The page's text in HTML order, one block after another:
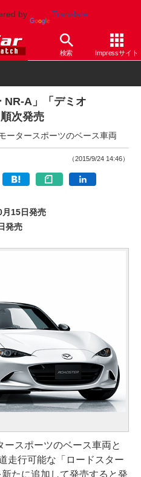
by Translate
検索 Impressサイト
ロードスター
NR-A」「デミオ
次発売
ータースポーツのベース車両
（2015/9/24 14:46）
月15日発売
発売
スポーツのベース車両と
走行可能な「ロードスター
たに追加して発売すると発